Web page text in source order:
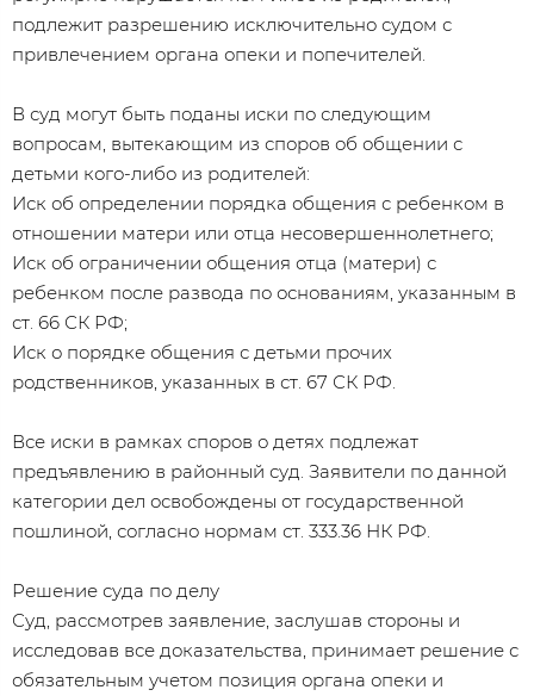
подлежит разрешению исключительно судом с
привлечением органа опеки и попечителей.
В суд могут быть поданы иски по следующим
вопросам, вытекающим из споров об общении с
детьми кого-либо из родителей:
Иск об определении порядка общения с ребенком в
отношении матери или отца несовершеннолетнего;
Иск об ограничении общения отца (матери) с
ребенком после развода по основаниям, указанным в
ст. 66 СК РФ;
Иск о порядке общения с детьми прочих
родственников, указанных в ст. 67 СК РФ.
Все иски в рамках споров о детях подлежат
предъявлению в районный суд. Заявители по данной
категории дел освобождены от государственной
пошлиной, согласно нормам ст. 333.36 НК РФ.
Решение суда по делу
Суд, рассмотрев заявление, заслушав стороны и
исследовав все доказательства, принимает решение с
обязательным учетом позиция органа опеки и